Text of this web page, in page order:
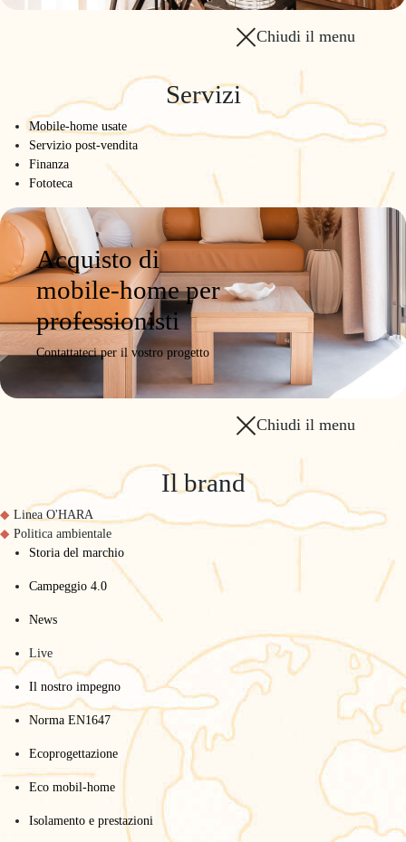
Chiudi il menu
Servizi
Mobile-home usate
Servizio post-vendita
Finanza
Fototeca
Acquisto di
mobile-home per
professionisti
Contattateci per il vostro progetto
Chiudi il menu
Il brand
Linea O'HARA
Politica ambientale
Storia del marchio
Campeggio 4.0
News
Live
Il nostro impegno
Norma EN1647
Ecoprogettazione
Eco mobil-home
Isolamento e prestazioni
Partner O'Hara